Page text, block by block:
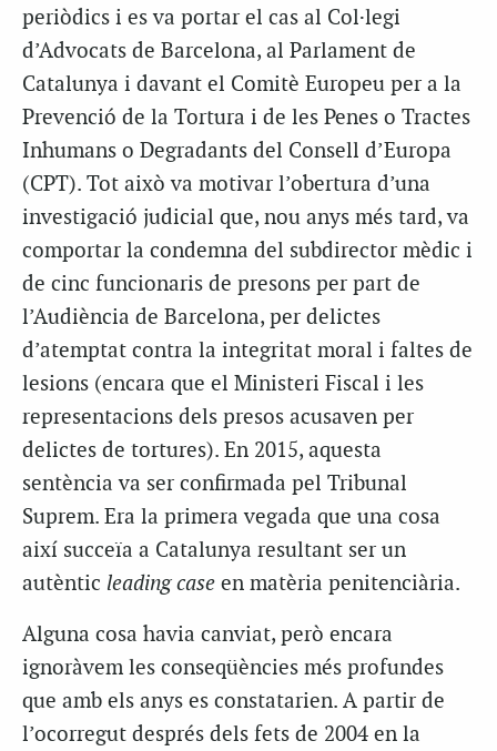
periòdics i es va portar el cas al Col·legi
d’Advocats de Barcelona, al Parlament de
Catalunya i davant el Comitè Europeu per a la
Prevenció de la Tortura i de les Penes o Tractes
Inhumans o Degradants del Consell d’Europa
(CPT). Tot això va motivar l’obertura d’una
investigació judicial que, nou anys més tard, va
comportar la condemna del subdirector mèdic i
de cinc funcionaris de presons per part de
l’Audiència de Barcelona, per delictes
d’atemptat contra la integritat moral i faltes de
lesions (encara que el Ministeri Fiscal i les
representacions dels presos acusaven per
delictes de tortures). En 2015, aquesta
sentència va ser confirmada pel Tribunal
Suprem. Era la primera vegada que una cosa
així succeïa a Catalunya resultant ser un
autèntic leading case en matèria penitenciària.
Alguna cosa havia canviat, però encara
ignoràvem les conseqüències més profundes
que amb els anys es constatarien. A partir de
l’ocorregut després dels fets de 2004 en la